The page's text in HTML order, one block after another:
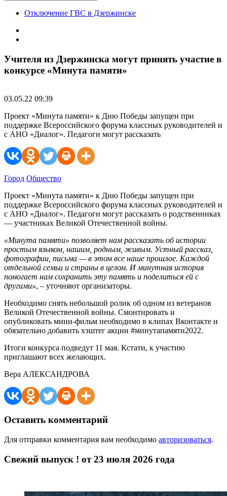
Отключение ГВС в Дзержинске
Учителя из Дзержинска могут принять участие в
конкурсе «Минута памяти»
03.05.22 09:39
Проект «Минута памяти» к Дню Победы запущен при
поддержке Всероссийского форума классных руководителей и
с АНО «Диалог». Педагоги могут рассказать
Город Общество
Проект «Минута памяти» к Дню Победы запущен при
поддержке Всероссийского форума классных руководителей и
с АНО «Диалог». Педагоги могут рассказать о родственниках
— участниках Великой Отечественной войны.
«Минута памяти» позволяет нам рассказать об истории
простым языком, нашим, родным, живым. Устный рассказ,
фотографии, письма — в этом все наше прошлое. Каждой
отдельной семьи и страны в целом. И минутная история
помогает нам сохранить эту память и поделиться ей с
другими», – уточняют организаторы.
Необходимо снять небольшой ролик об одном из ветеранов
Великой Отечественной войны. Смонтировать и
опубликовать мини-фильм необходимо в клипах Вконтакте и
обязательно добавить хэштег акции #минутапамяти2022.
Итоги конкурса подведут 11 мая. Кстати, к участию
приглашают всех желающих.
Вера АЛЕКСАНДРОВА
Оставить комментарий
Для отправки комментария вам необходимо авторизоваться.
Свежий выпуск ! от 23 июля 2026 года